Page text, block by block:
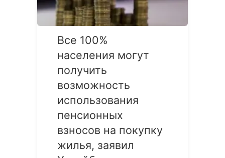
Все 100%
населения могут
получить
возможность
использования
пенсионных
взносов на покупку
жилья, заявил